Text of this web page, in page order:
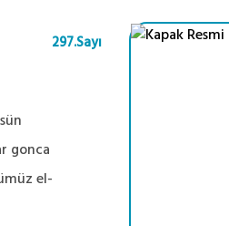
297.Sayı
gonca
el-